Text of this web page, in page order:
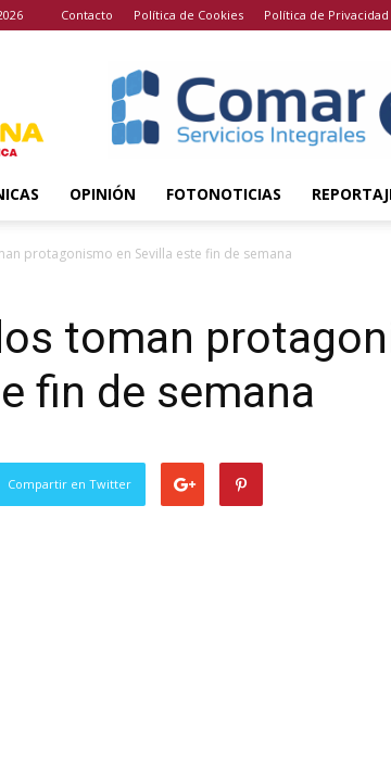
Contacto Política de Cookies Política de Privacidad
OPINIÓN FOTONOTICIAS
protagonismo en Sevilla este fin de semana
toman
fin de semana
Compartir en Twitter